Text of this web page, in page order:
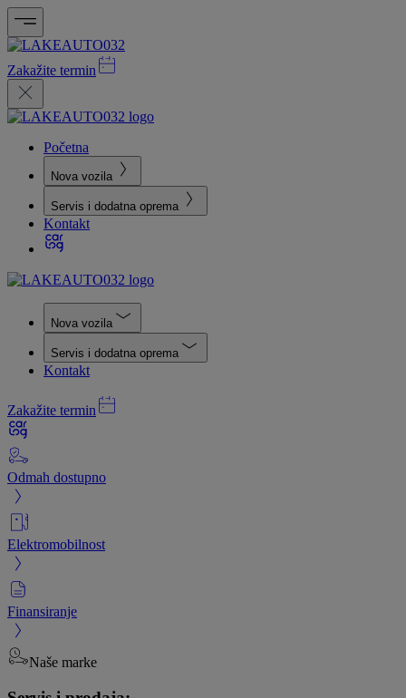
Zakažite termin
Početna
Nova vozila
Servis i dodatna oprema
Kontakt
Nova vozila
Servis i dodatna oprema
Kontakt
Zakažite termin
Odmah dostupno
Elektromobilnost
Finansiranje
Naše marke